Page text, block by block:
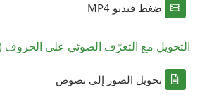
ضغط فيديو MP4
التحويل مع التعرّف الضوئي على الحروف (OCR)
تحويل الصور إلى نصوص